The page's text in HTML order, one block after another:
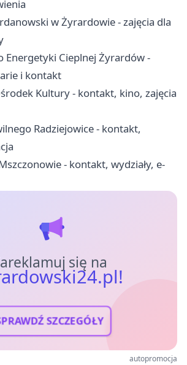
w Żyrardowie - zajęcia dla
Energetyki Cieplnej Żyrardów -
i kontakt
Kultury - kontakt, kino, zajęcia
Radziejowice - kontakt,
- kontakt, wydziały, e-
się na
SZCZEGÓŁY
autopromocja